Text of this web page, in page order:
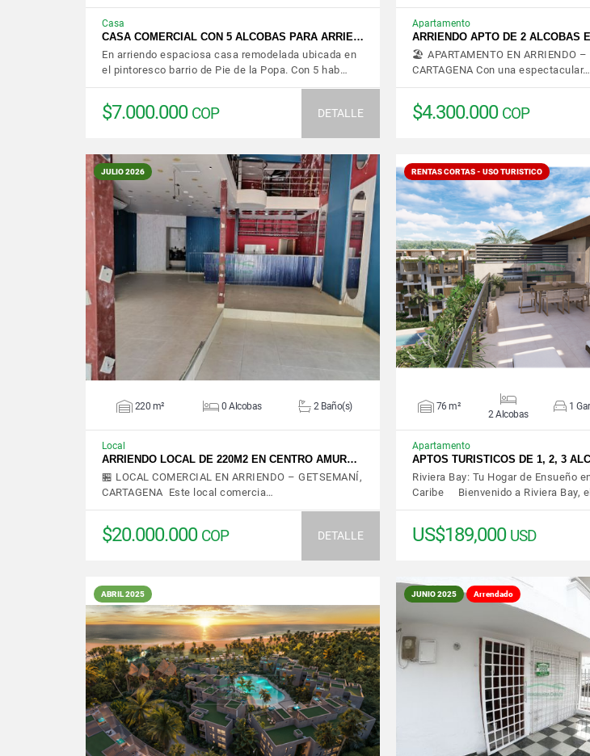
Casa
CASA COMERCIAL CON 5 ALCOBAS PARA ARRIE…
En arriendo espaciosa casa remodelada ubicada en
el pintoresco barrio de Pie de la Popa. Con 5 hab…
$7.000.000 COP DETALLE
Apartamento
ARRIENDO APTO DE 2 ALCOBAS
🏖️ APARTAMENTO EN ARRIENDO –
CARTAGENA Con una espectacular…
$4.300.000 COP
JULIO 2026
VER DETALLES
220 m² 0 Alcobas 2 Baño(s)
Local
ARRIENDO LOCAL DE 220M2 EN CENTRO AMUR…
🏪 LOCAL COMERCIAL EN ARRIENDO – GETSEMANÍ,
CARTAGENA Este local comercia…
$20.000.000 COP DETALLE
RENTAS CORTAS - USO TURISTICO
VER DETALLES
76 m²
2 Alcobas
1
Apartamento
APTOS TURISTICOS DE 1, 2, 3
Riviera Bay: Tu Hogar de Ensueño
Caribe Bienvenido a Riviera Bay,
US$189,000 USD
ABRIL 2025
VER DETALLES
JUNIO 2025 Arrendado
VER DETALLES